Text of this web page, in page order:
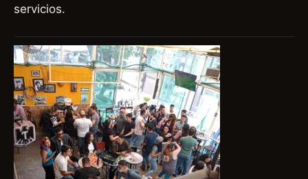
servicios.